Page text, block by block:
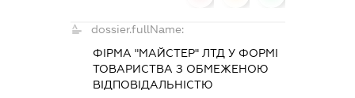
dossier.fullName:
ФІРМА "МАЙСТЕР" ЛТД У ФОРМІ
ТОВАРИСТВА З ОБМЕЖЕНОЮ
ВІДПОВІДАЛЬНІСТЮ